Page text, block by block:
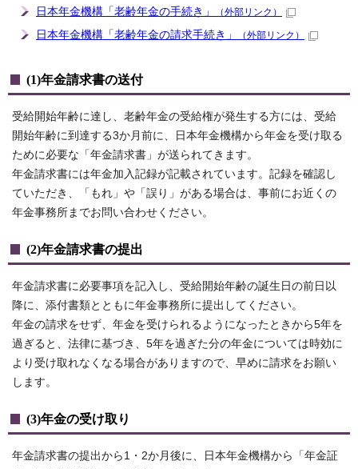
日本年金機構「老齢年金の手続き」 （外部リンク）
日本年金機構「老齢年金の請求手続き」 （外部リンク）
(1)年金請求書の送付
受給開始年齢に達し、老齢年金の受給権が発生する方には、受給
開始年齢に到達する3か月前に、日本年金機構から年金を受け取る
ために必要な「年金請求書」が送られてきます。
年金請求書には年金加入記録が記載されています。記録を確認し
ていただき、「もれ」や「誤り」がある場合は、事前にお近くの
年金事務所までお問い合わせください。
(2)年金請求書の提出
年金請求書に必要事項を記入し、受給開始年齢の誕生日の前日以
降に、添付書類とともに年金事務所に提出してください。
年金の請求をせず、年金を受けられるようになったときから5年を
過ぎると、法律に基づき、5年を過ぎた分の年金については時効に
より受け取れなくなる場合がありますので、早めに請求をお願い
します。
(3)年金の受け取り
年金請求書の提出から1・2か月後に、日本年金機構から「年金証